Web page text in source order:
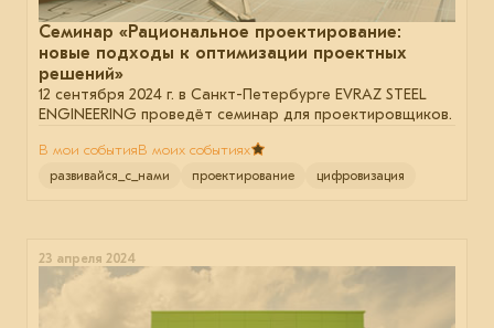
Семинар «Рациональное проектирование:
новые подходы к оптимизации проектных
решений»
12 сентября 2024 г. в Санкт-Петербурге EVRAZ STEEL
ENGINEERING проведёт семинар для проектировщиков.
В мои событияВ моих событиях
развивайся_с_нами проектирование цифровизация
23 апреля 2024